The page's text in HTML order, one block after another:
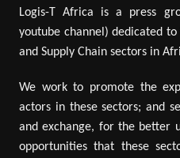
Logis-T Africa is a press
youtube channel) dedicated
and Supply Chain sectors in
We work to promote the
actors in these sectors; and
and exchange, for the better
opportunities that these